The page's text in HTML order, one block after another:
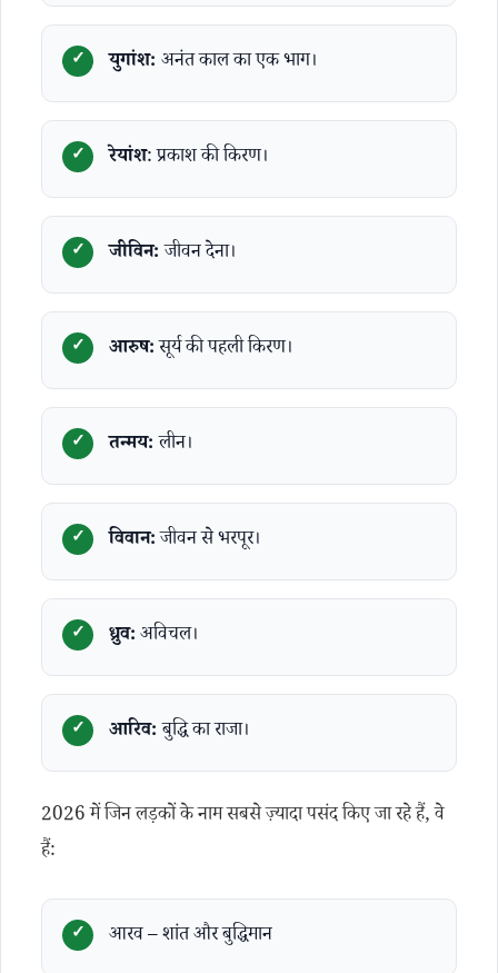
युगांश: अनंत काल का एक भाग।
रेयांश: प्रकाश की किरण।
जीविन:जीवन देना।
आरुष:सूर्य की पहली किरण।
तन्मय:लीन।
विवान:जीवन से भरपूर।
ध्रुव:अविचल।
आरिव:बुद्धि का राजा।
2026 में जिन लड़कों के नाम सबसे ज़्यादा पसंद किए जा रहे हैं, वे
हैं:
आरव – शांत और बुद्धिमान